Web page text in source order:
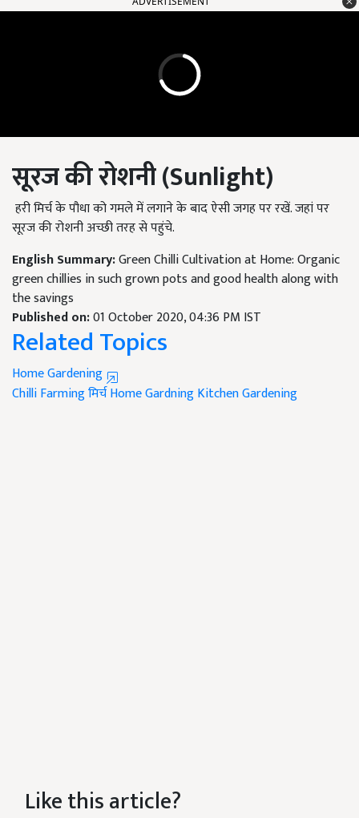
सूरजकीरोशनी(Sunlight)
हरी मिर्च के पौधा को गमले में लगाने के बाद ऐसी जगह पर रखें. जहां पर
सूरज की रोशनी अच्छी तरह से पहुंचे.
English Summary:Green Chilli Cultivation at Home: Organic
green chillies in such grown pots and good health along with
the savings
Published on:01 October 2020, 04:36 PM IST
Related Topics
Home Gardening
Chilli Farmingमिर्चHome GardningKitchen Gardening
Like this article?